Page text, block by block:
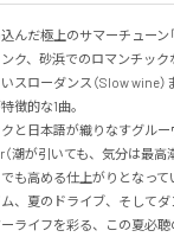
んだ極上のサマーチューン
ク、砂浜でのロマンチッ
スローダンス（Slow wine）
徴的な1曲。
と日本語が織りなすグルー
が引いても、気分は最高潮
も高める仕上がりとなって
、夏のドライブ、そして
ライフを彩る、この夏必